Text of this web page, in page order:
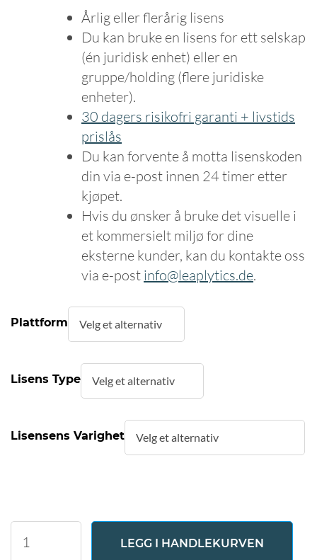
Årlig eller flerårig lisens
Du kan bruke en lisens for ett selskap
(én juridisk enhet) eller en
gruppe/holding (flere juridiske
enheter).
30 dagers risikofri garanti + livstids
prislås
Du kan forvente å motta lisenskoden
din via e-post innen 24 timer etter
kjøpet.
Hvis du ønsker å bruke det visuelle i
et kommersielt miljø for dine
eksterne kunder, kan du kontakte oss
via e-post info@leaplytics.de.
Plattform
Lisens Type
Lisensens Varighet
Light
LEGG I HANDLEKURVEN